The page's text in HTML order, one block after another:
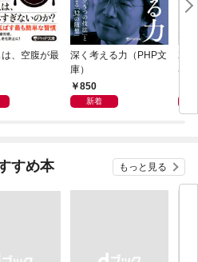
、空腹が最
深く考える力（PHP文
庫）
850
新着
20
界
すめ本 もっと見る